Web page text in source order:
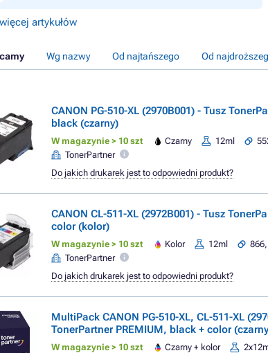
artykułów
Wg nazwy Od najtańszego Od
CANON PG-510-XL (2970B001) - Tusz
black (czarny)
W magazynie > 10 szt Czarny 12ml
TonerPartner
Do jakich drukarek jest to odpowiedni produkt?
CANON CL-511-XL (2972B001) - Tusz
color (kolor)
W magazynie > 10 szt Kolor 12ml
TonerPartner
Do jakich drukarek jest to odpowiedni produkt?
MultiPack CANON PG-510-XL, CL-511-XL
TonerPartner PREMIUM, black + color
W magazynie > 10 szt Czarny + kolor